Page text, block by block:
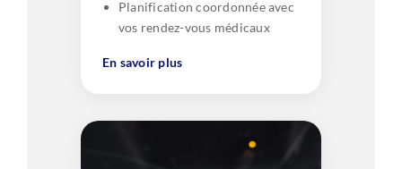
Planification coordonnée avec
vos rendez-vous médicaux
En savoir plus